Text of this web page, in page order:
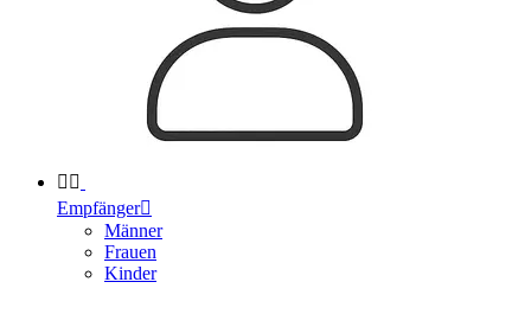
 
Empfänger
Männer
Frauen
Kinder